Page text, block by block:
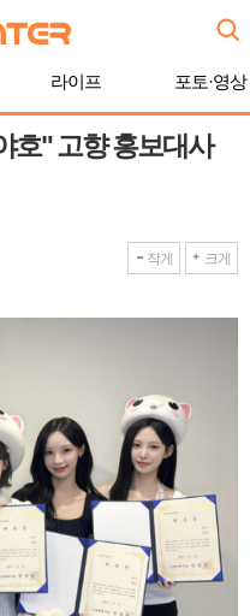
라이프 포토·영상
호" 고향 홍보대사
작게 크게